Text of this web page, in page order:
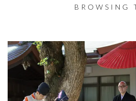
BROWSING